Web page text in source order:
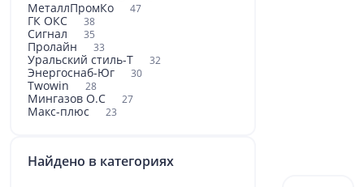
МеталлПромКо 47
ГК ОКС 38
Сигнал 35
Пролайн 33
Уральский стиль-Т 32
Энергоснаб-Юг 30
Twowin 28
Мингазов О.С 27
Макс-плюс 23
Найдено в категориях